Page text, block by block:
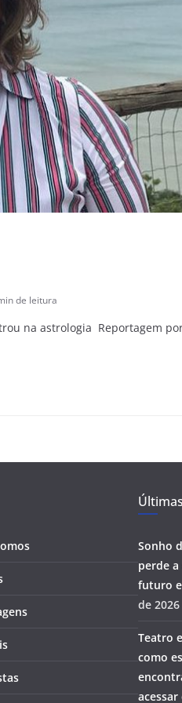
de leitura
na astrologia Reportagem
Sonho
perde
futuro
de 2026
Teatro
como